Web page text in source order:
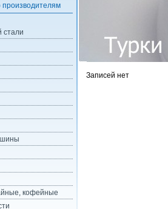
производителям
стали
кофейные
Записей нет